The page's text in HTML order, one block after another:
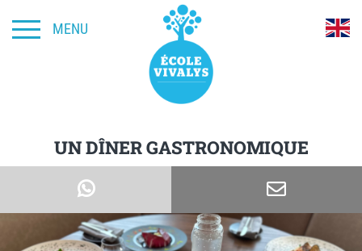
MENU
UN DÎNER GASTRONOMIQUE